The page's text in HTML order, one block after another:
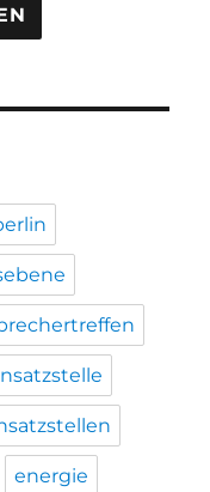
energie